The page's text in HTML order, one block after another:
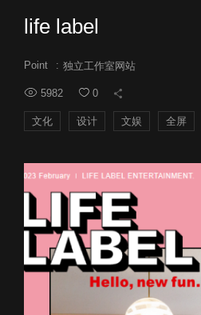
life label
Point : 独立工作室网站
5982 0
文化 设计 文娱 全屏